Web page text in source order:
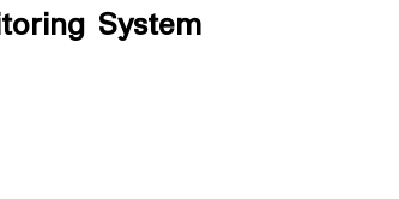
System